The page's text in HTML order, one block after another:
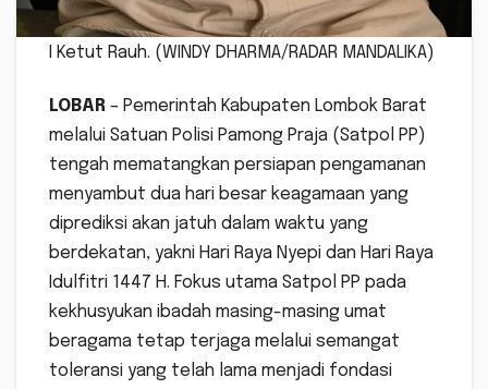
I Ketut Rauh. (WINDY DHARMA/RADAR MANDALIKA)
LOBAR – Pemerintah Kabupaten Lombok Barat
melalui Satuan Polisi Pamong Praja (Satpol PP)
tengah mematangkan persiapan pengamanan
menyambut dua hari besar keagamaan yang
diprediksi akan jatuh dalam waktu yang
berdekatan, yakni Hari Raya Nyepi dan Hari Raya
Idulfitri 1447 H. Fokus utama Satpol PP pada
kekhusyukan ibadah masing-masing umat
beragama tetap terjaga melalui semangat
toleransi yang telah lama menjadi fondasi